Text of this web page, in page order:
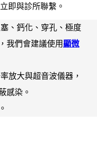
即與診所聯繫。
塞、鈣化、穿孔、極度
我們會建議使用顯微
放大與超音波儀器，
感染。